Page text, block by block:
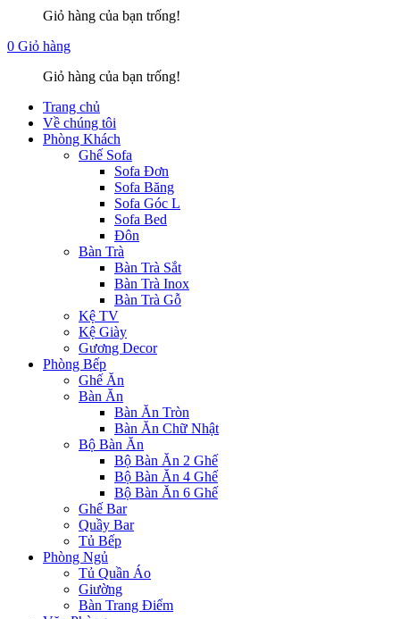
Giỏ hàng của bạn trống!
0 Giỏ hàng
Giỏ hàng của bạn trống!
Trang chủ
Về chúng tôi
Phòng Khách
Ghế Sofa
Sofa Đơn
Sofa Băng
Sofa Góc L
Sofa Bed
Đôn
Bàn Trà
Bàn Trà Sắt
Bàn Trà Inox
Bàn Trà Gỗ
Kệ TV
Kệ Giày
Gương Decor
Phòng Bếp
Ghế Ăn
Bàn Ăn
Bàn Ăn Tròn
Bàn Ăn Chữ Nhật
Bộ Bàn Ăn
Bộ Bàn Ăn 2 Ghế
Bộ Bàn Ăn 4 Ghế
Bộ Bàn Ăn 6 Ghế
Ghế Bar
Quầy Bar
Tủ Bếp
Phòng Ngủ
Tủ Quần Áo
Giường
Bàn Trang Điểm